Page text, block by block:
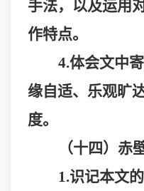
手法，以及运用
作特点。
4.体会文中
缘自适、乐观旷
度。
（十四）赤
1.识记本文